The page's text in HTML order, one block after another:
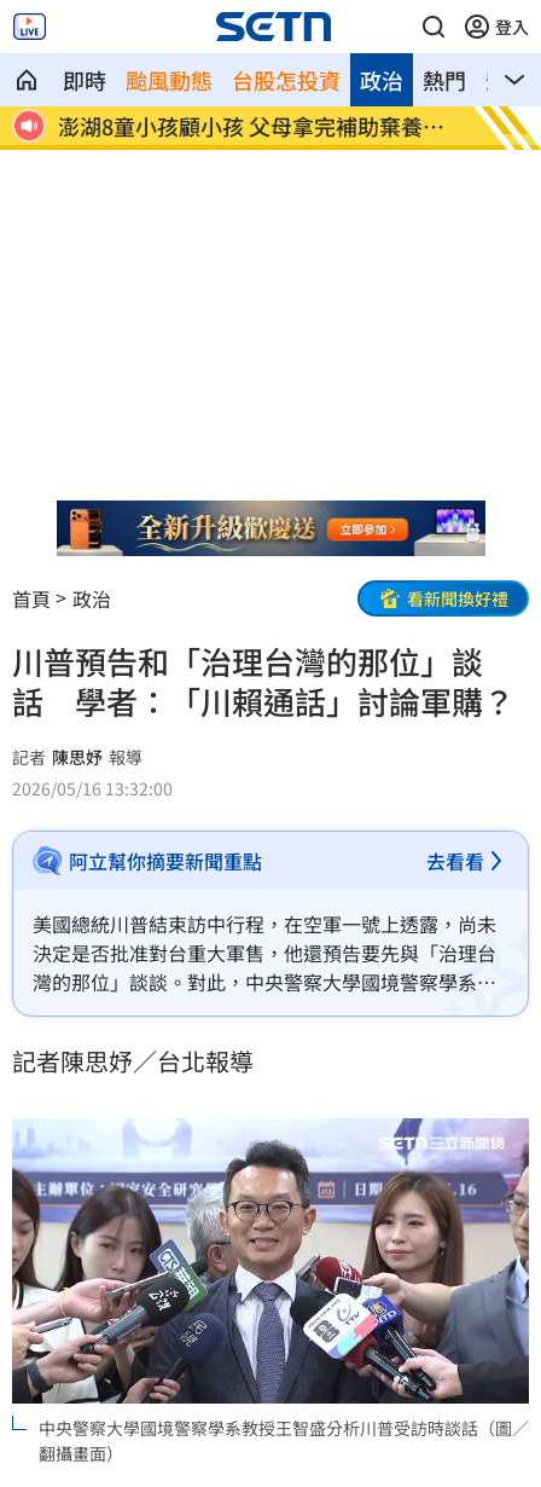
登入
即時 颱風動態 台股怎投資 熱門 影音
政治
關 澎湖8童小孩顧小孩 父母拿完補助棄養落
跑
不願
事
首頁 政治 看新聞換好禮
川普預告和「治理台灣的那位」談
話 學者：「川賴通話」討論軍購？
記者 陳思妤 報導
2026/05/16 13:32:00
阿立幫你摘要新聞重點 去看看
美國總統川普結束訪中行程，在空軍一號上透露，尚未
決定是否批准對台重大軍售，他還預告要先與「治理台
灣的那位」談談。對此，中央警察大學國境警察學系教
授王智盛今（16）日直言，讓大家有很大的遐想，但是
看美方的態度跟立場。而現在到9月習近平回訪美國的這
談一談的很重要節點。
記者陳思妤／台北報導
中央警察大學國境警察學系教授王智盛分析川普受訪時談話（圖／
翻攝畫面）